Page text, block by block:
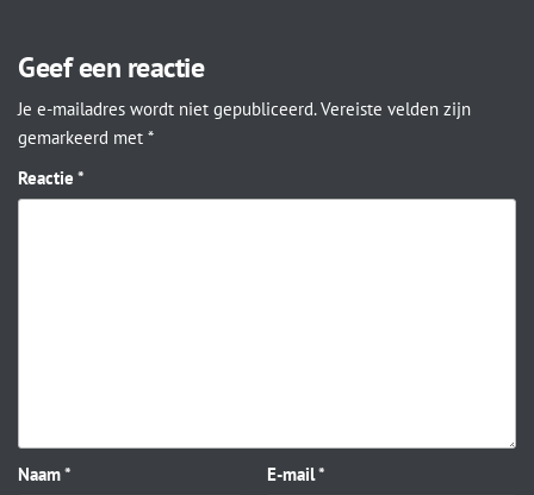
Geef een reactie
Je e-mailadres wordt niet gepubliceerd. Vereiste velden zijn
gemarkeerd met *
Reactie *
Naam* E-mail*